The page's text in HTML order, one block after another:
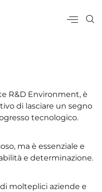
R&D Environment, è
di lasciare un segno
tecnologico.
ma è essenziale e
e determinazione.
molteplici aziende e